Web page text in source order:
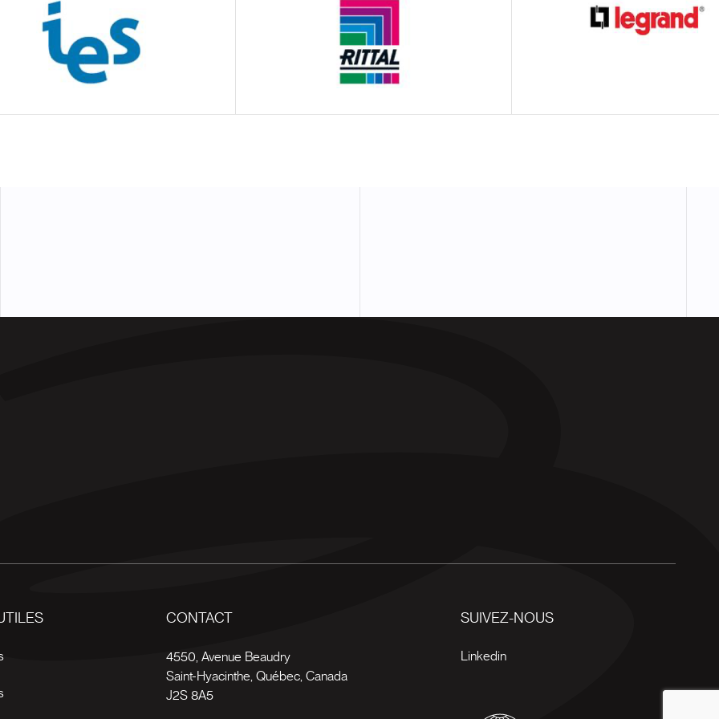
CONTACT
4550, Avenue Beaudry
Saint-Hyacinthe Québec Canada
J2S 8A5
SUIVEZ-NOUS
Linkedin